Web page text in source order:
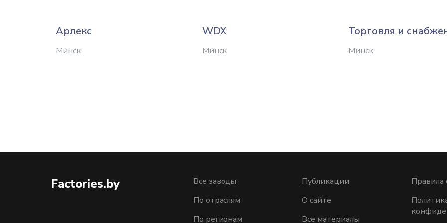
Арлекс
Минск
WDX
Минск
Торговля и
Минск
Factories.by
Все заводы
По отраслям
По регионам
Публикации
О сайте
Все материалы
Правила